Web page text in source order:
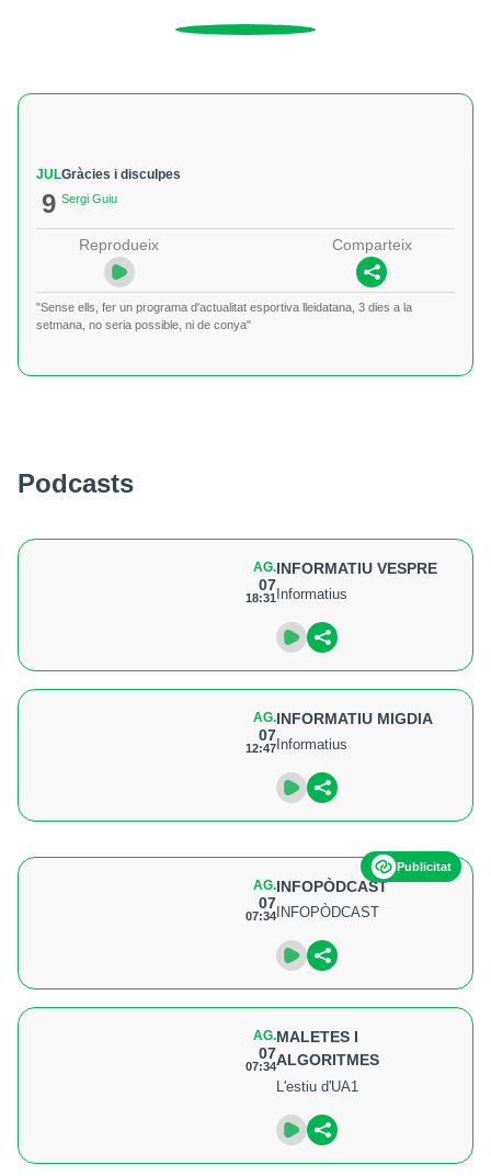
JUL
9
Gràcies i disculpes
Sergi Guiu
Reprodueix Comparteix
"Sense ells, fer un programa d'actualitat esportiva lleidatana, 3 dies a la
setmana, no seria possible, ni de conya"
Podcasts
AG.
07
18:31
INFORMATIU VESPRE
Informatius
AG.
07
12:47
INFORMATIU MIGDIA
Informatius
Publicitat
AG.
07
07:34
INFOPÒDCAST
INFOPÒDCAST
AG.
07
07:34
MALETES I
ALGORITMES
L'estiu d'UA1